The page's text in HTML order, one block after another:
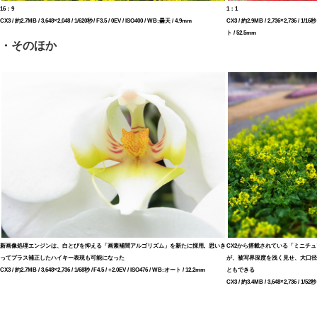
16：9
CX3 / 約2.7MB / 3,648×2,048 / 1/620秒 / F3.5 / 0EV / ISO400 / WB:曇天 / 4.9mm
1：1
CX3 / 約2.9MB / 2,736×2,736 / 1/16
ト / 52.5mm
・そのほか
新画像処理エンジンは、白とびを抑える「画素補間アルゴリズム」を新たに採用。思いき
ってプラス補正したハイキー表現も可能になった
CX3 / 約2.7MB / 3,648×2,736 / 1/68秒 / F4.5 / +2.0EV / ISO476 / WB:オート / 12.2mm
CX2から搭載されている「ミニチ
が、被写界深度を浅く見せ、大口
ともできる
CX3 / 約3.4MB / 3,648×2,736 / 1/52